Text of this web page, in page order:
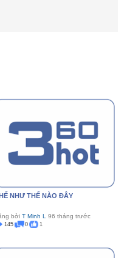
NHƯ THẾ NÀO ĐÂY
bởi T Minh L 96 tháng trước
145 0 1